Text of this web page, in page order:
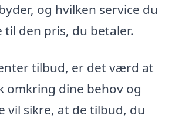
og hvilken service du
den pris, du betaler.
tilbud, er det værd at
omkring dine behov og
vil sikre, at de tilbud, du